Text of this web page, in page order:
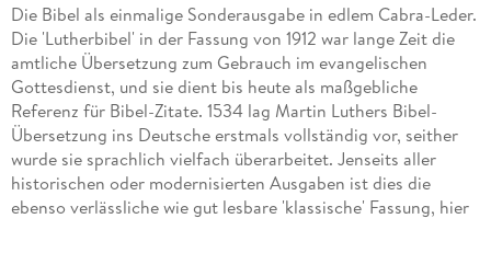
Die Bibel als einmalige Sonderausgabe in edlem Cabra-Leder.
Die 'Lutherbibel' in der Fassung von 1912 war lange Zeit die
amtliche Übersetzung zum Gebrauch im evangelischen
Gottesdienst, und sie dient bis heute als maßgebliche
Referenz für Bibel-Zitate. 1534 lag Martin Luthers Bibel-
Übersetzung ins Deutsche erstmals vollständig vor, seither
wurde sie sprachlich vielfach überarbeitet. Jenseits aller
historischen oder modernisierten Ausgaben ist dies die
ebenso verlässliche wie gut lesbare 'klassische' Fassung, hier